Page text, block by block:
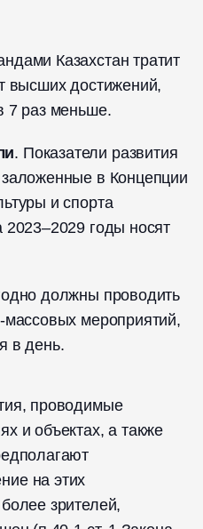
Казахстан тратит
высших достижений,
7 раз меньше.
. Показатели развития
в Концепции
и спорта
2023–2029 годы носят
должны проводить
мероприятий,
в день.
проводимые
и объектах, а также
на этих
зрителей,